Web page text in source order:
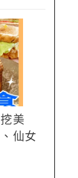
美
仙女